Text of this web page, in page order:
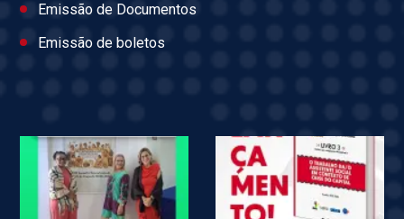
Emissão de Documentos
Emissão de boletos